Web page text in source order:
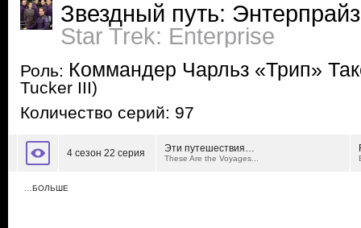
Звездный путь: Энтерпрайз
Star Trek: Enterprise
Роль: Коммандер Чарльз «Трип»
Tucker III)
Количество серий: 97
4 сезон 22 серия Эти путешествия…
These Are the Voyages...
…БОЛЬШЕ